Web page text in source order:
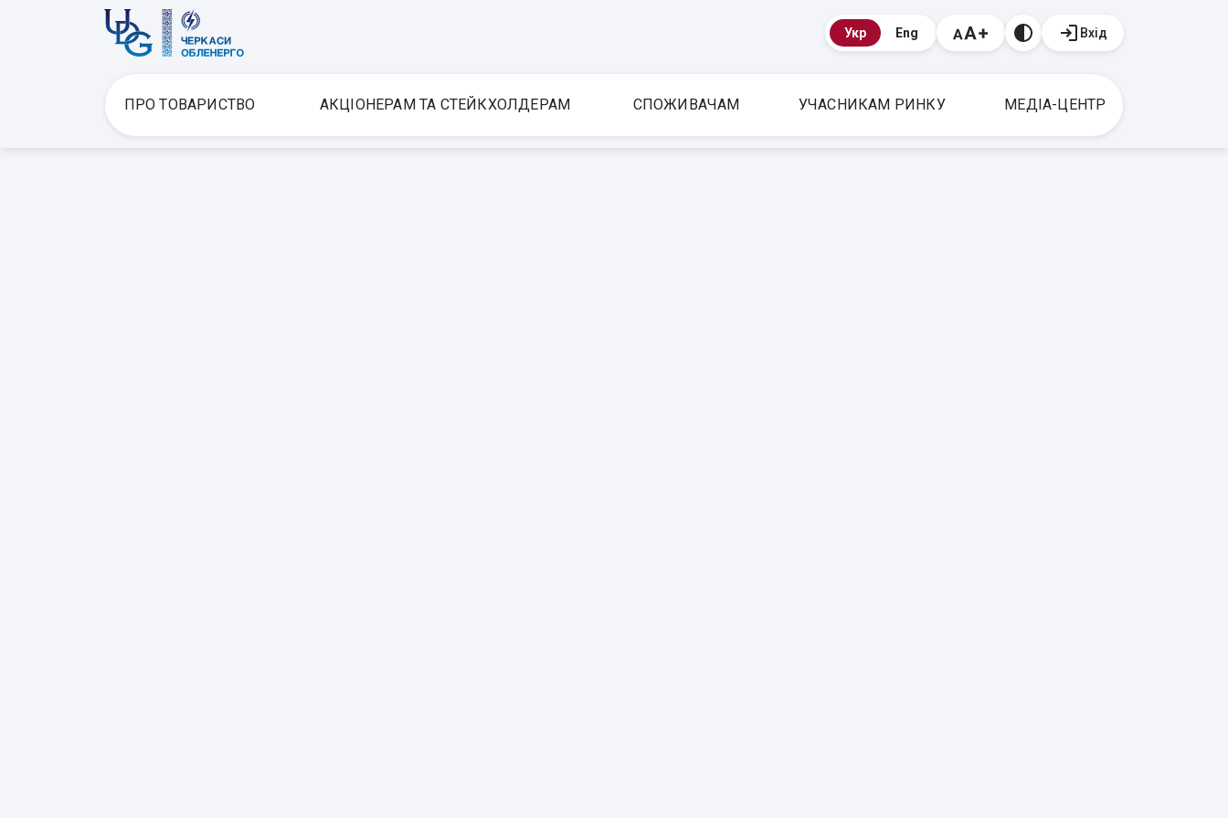
Укр Eng Вхід
ПРО ТОВАРИСТВО АКЦІОНЕРАМ ТА СТЕЙКХОЛДЕРАМ СПОЖИВАЧАМ УЧАСНИКАМ РИНКУ МЕДІА-ЦЕНТР